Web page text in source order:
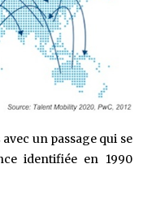
avec un passage qui se
identifiée en 1990